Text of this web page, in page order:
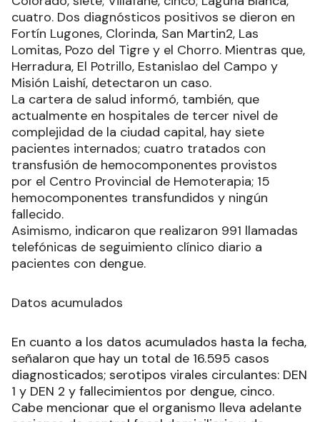
cuatro. Dos diagnósticos positivos se dieron en
Fortín Lugones, Clorinda, San Martin2, Las
Lomitas, Pozo del Tigre y el Chorro. Mientras que,
Herradura, El Potrillo, Estanislao del Campo y
Misión Laishí, detectaron un caso.
La cartera de salud informó, también, que
actualmente en hospitales de tercer nivel de
complejidad de la ciudad capital, hay siete
pacientes internados; cuatro tratados con
transfusión de hemocomponentes provistos
por el Centro Provincial de Hemoterapia; 15
hemocomponentes transfundidos y ningún
fallecido.
Asimismo, indicaron que realizaron 991 llamadas
telefónicas de seguimiento clínico diario a
pacientes con dengue.
Datos acumulados
En cuanto a los datos acumulados hasta la fecha,
señalaron que hay un total de 16.595 casos
diagnosticados; serotipos virales circulantes: DEN
1 y DEN 2 y fallecimientos por dengue, cinco.
Cabe mencionar que el organismo lleva adelante